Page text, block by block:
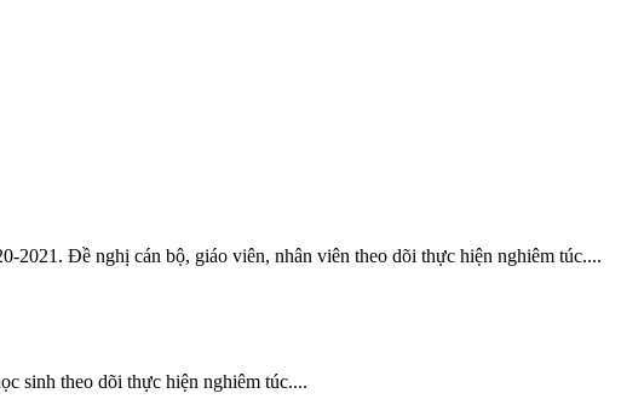
2021. Đề nghị cán bộ, giáo viên, nhân viên theo dõi thực hiện nghiêm túc....
sinh theo dõi thực hiện nghiêm túc....